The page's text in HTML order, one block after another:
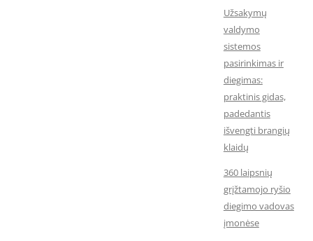
Užsakymų
valdymo
sistemos
pasirinkimas ir
diegimas:
praktinis gidas,
padedantis
išvengti brangių
klaidų
360 laipsnių
grįžtamojo ryšio
diegimo vadovas
įmonėse